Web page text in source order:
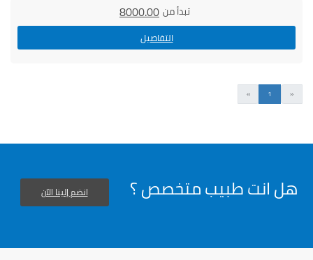
تبدأ من 8000.00
التفاصيل
«السابق 1
»التالى
هل انت طبيب متخصص ؟ انضم إلينا الآن